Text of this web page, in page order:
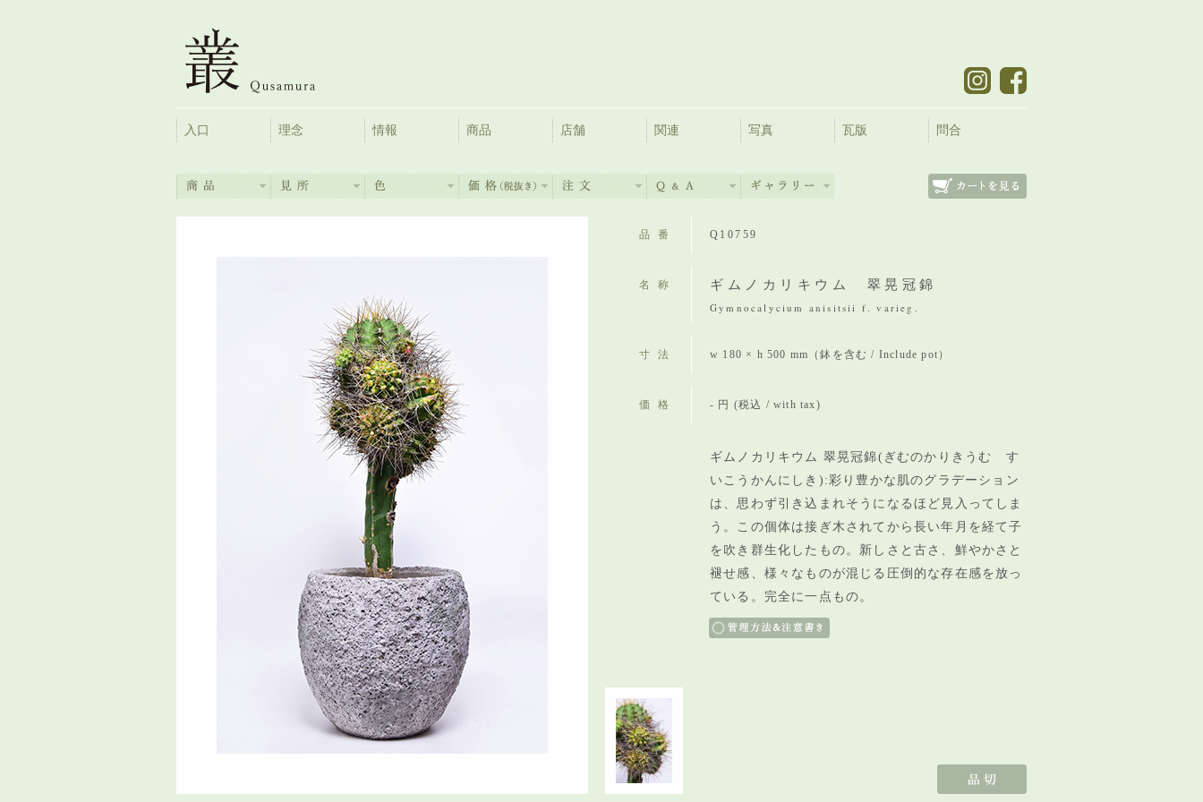
入口 理念 情報 商品 店舗 関連 写真 瓦版 問合
品番 Q10759
名称 ギムノカリキウム 翠晃冠錦
Gymnocalycium anisitsii f. varieg.
寸法 w 180 × h 500 mm（鉢を含む / Include pot）
価格 - 円 (税込 / with tax)
ギムノカリキウム 翠晃冠錦(ぎむのかりきうむ す
いこうかんにしき):彩り豊かな肌のグラデーション
は、思わず引き込まれそうになるほど見入ってしま
う。この個体は接ぎ木されてから長い年月を経て子
を吹き群生化したもの。新しさと古さ、鮮やかさと
褪せ感、様々なものが混じる圧倒的な存在感を放っ
ている。完全に一点もの。